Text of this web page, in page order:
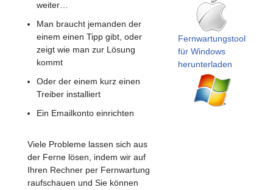
weiter…
Man braucht jemanden der
einem einen Tipp gibt, oder
zeigt wie man zur Lösung
kommt
Oder der einem kurz einen
Treiber installiert
Ein Emailkonto einrichten
Viele Probleme lassen sich aus
der Ferne lösen, indem wir auf
Ihren Rechner per Fernwartung
raufschauen und Sie können
Fernwartungstool
für Windows
herunterladen